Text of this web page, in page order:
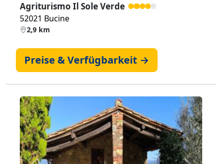
Agriturismo Il Sole Verde
52021 Bucine
2,9 km
Preise & Verfügbarkeit →